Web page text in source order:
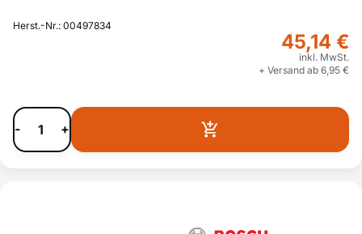
Herst.-Nr.: 00497834
45,14 €
inkl. MwSt.
+ Versand ab 6,95 €
- +